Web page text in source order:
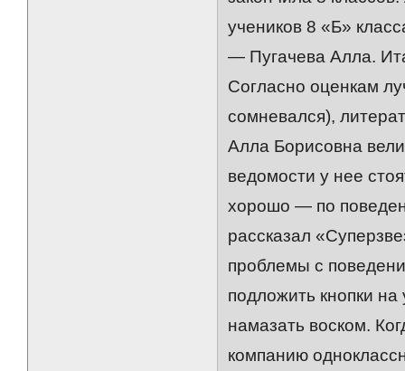
учеников 8 «Б»
— Пугачева Алла.
Согласно оценкам
сомневался),
Алла Борисовна
ведомости у нее
хорошо — по
рассказал
проблемы с
подложить кнопки на
намазать воском.
компанию